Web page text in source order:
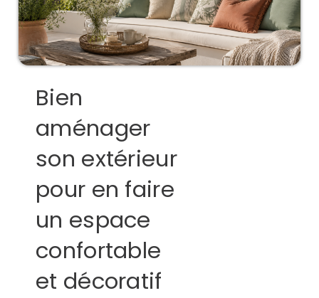
Bien
aménager
son extérieur
pour en faire
un espace
confortable
et décoratif